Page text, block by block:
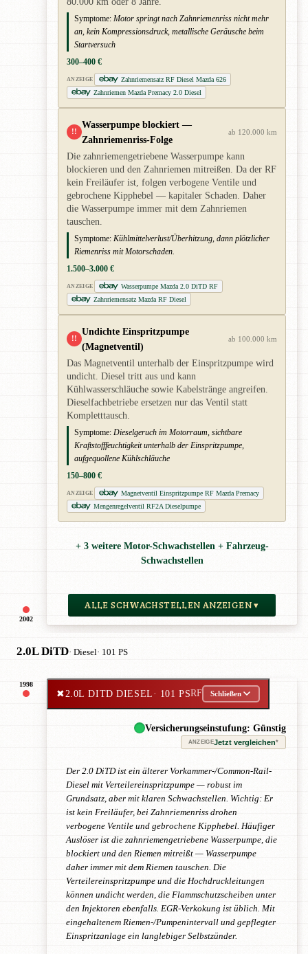
2002
Symptome: Motor springt nach Zahnriemenriss nicht mehr
an, kein Kompressionsdruck, metallische Geräusche beim
Startversuch
300–400 €
ANZEIGE
Zahnriemensatz RF Diesel Mazda 626
Zahnriemen Mazda Premacy 2.0 Diesel
!!
Wasserpumpe blockiert —
Zahnriemenriss-Folge
ab 120.000 km
Die zahnriemengetriebene Wasserpumpe kann
blockieren und den Zahnriemen mitreißen. Da der RF
kein Freiläufer ist, folgen verbogene Ventile und
gebrochene Kipphebel — kapitaler Schaden. Daher
die Wasserpumpe immer mit dem Zahnriemen
tauschen.
Symptome: Kühlmittelverlust/Überhitzung, dann plötzlicher
Riemenriss mit Motorschaden.
1.500–3.000 €
ANZEIGE
Wasserpumpe Mazda 2.0 DiTD RF
Zahnriemensatz Mazda RF Diesel
!!
Undichte Einspritzpumpe
(Magnetventil)
ab 100.000 km
Das Magnetventil unterhalb der Einspritzpumpe wird
undicht. Diesel tritt aus und kann
Kühlwasserschläuche sowie Kabelstränge angreifen.
Dieselfachbetriebe ersetzen nur das Ventil statt
Kompletttausch.
Symptome: Dieselgeruch im Motorraum, sichtbare
Kraftstofffeuchtigkeit unterhalb der Einspritzpumpe,
aufgequollene Kühlschläuche
150–800 €
ANZEIGE
Magnetventil Einspritzpumpe RF Mazda Premacy
Mengenregelventil RF2A Dieselpumpe
+ 3 weitere Motor-Schwachstellen + Fahrzeug-
Schwachstellen
ALLE SCHWACHSTELLEN ANZEIGEN ▾
2.0L DiTD· Diesel· 101 PS
1998
✖2.0L DITD DIESEL· 101 PSRF Schließen
Versicherungseinstufung: Günstig
ANZEIGEJetzt vergleichen*
Der 2.0 DiTD ist ein älterer Vorkammer-/Common-Rail-
Diesel mit Verteilereinspritzpumpe — robust im
Grundsatz, aber mit klaren Schwachstellen. Wichtig: Er
ist kein Freiläufer, bei Zahnriemenriss drohen
verbogene Ventile und gebrochene Kipphebel. Häufiger
Auslöser ist die zahnriemengetriebene Wasserpumpe, die
blockiert und den Riemen mitreißt — Wasserpumpe
daher immer mit dem Riemen tauschen. Die
Verteilereinspritzpumpe und die Hochdruckleitungen
können undicht werden, die Flammschutzscheiben unter
den Injektoren ebenfalls. EGR-Verkokung ist üblich. Mit
eingehaltenem Riemen-/Pumpenintervall und gepflegter
Einspritzanlage ein langlebiger Selbstzünder.